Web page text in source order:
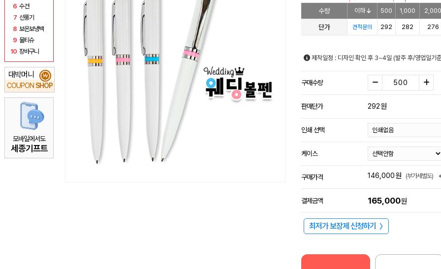
6 수건
7 선풍기
8 보온보냉백
9 물티슈
10 장바구니
대박머니
COUPON SHOP
₩
모바일에서도
세종기프트
수량 이하 500 1,000 2,000
단가 견적문의 292 282 276
제작일정 : 디자인 확인 후 3~4일 (발주 후/영업일기
구매수량
판매단가 292원
인쇄 선택
케이스
구매가격 146,000원 (부가세별도)
결제금액 165,000원
최저가 보장제 신청하기 〉